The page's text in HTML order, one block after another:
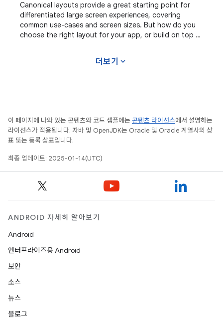
Canonical layouts provide a great starting point for
differentiated large screen experiences, covering
common use-cases and screen sizes. But how do you
choose the right layout for your app, or build on top of
더보기 expand_more
이 페이지에 나와 있는 콘텐츠와 코드 샘플에는 콘텐츠 라이선스에서 설명하는
라이선스가 적용됩니다. 자바 및 OpenJDK는 Oracle 및 Oracle 계열사의 상
표 또는 등록 상표입니다.
최종 업데이트: 2025-01-14(UTC)
ANDROID 자세히 알아보기
Android
엔터프라이즈용 Android
보안
소스
뉴스
블로그